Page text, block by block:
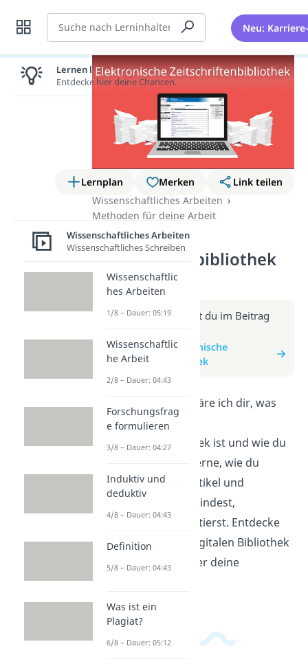
Suche Neu:
Lernplan Merken
Link teilen
Wissenschaftliches Arbeiten
Methoden für deine Arbeit
Elektronische
Zeitschriftenbibliothek
(Video)
Weitere Infos erhältst du im Beitrag
zum Beitrag: Elektronische
Zeitschriftenbibliothek
In diesem Video erkläre ich dir, was
die Elektronische
Zeitschriftenbibliothek ist und wie du
sie nutzen kannst. Lerne, wie du
wissenschaftliche Artikel und
Zeitschriften online findest,
herunterlädst und zitierst. Entdecke
die Vorteile dieser digitalen Bibliothek
für dein Studium oder deine
Forschung.
Lernen lohnt sich!
Entdecke hier deine Chancen.
Wissenschaftliches Arbeiten
Wissenschaftliches Schreiben
Wissenschaftlic
hes Arbeiten
1/8 – Dauer: 05:19
Wissenschaftlic
he Arbeit
2/8 – Dauer: 04:43
Forschungsfrag
e formulieren
3/8 – Dauer: 04:27
Induktiv und
deduktiv
4/8 – Dauer: 04:43
Definition
5/8 – Dauer: 04:43
Was ist ein
Plagiat?
6/8 – Dauer: 05:12